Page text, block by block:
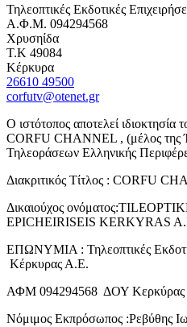
Τηλεοπτικές Εκδοτικές
Α.Φ.Μ. 094294568
Χρυσηίδα
Τ.Κ 49084
Κέρκυρα
26610 49500
corfutv@otenet.gr
Ο ιστότοπος αποτελεί ιδιοκτησία
CORFU CHANNEL , (μέλος της
Τηλεοράσεων Ελληνικής
Διακριτικός Τίτλος : CORFU
Δικαιούχος
EPICHEIRISEIS KERKYRAS
ΕΠΩΝΥΜΙΑ : Τηλεοπτικές
Κέρκυρας Α.Ε.
ΑΦΜ 094294568 ΔΟΥ Κερκύρας
Νόμιμος Εκπρόσωπος :Ρεβύθης